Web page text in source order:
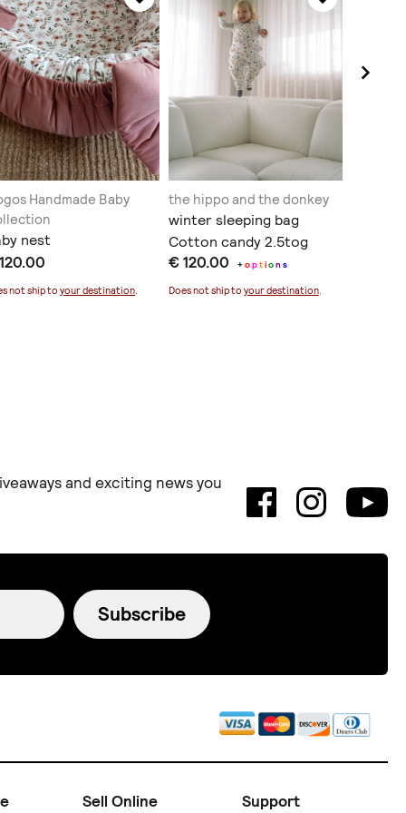
Handmade Baby
nest
not ship toyour destination.
the hippo and the donkey
winter sleeping bag
Cotton candy 2.5tog
€ 120.00 +option s
Does not ship to your destination.
and exciting news you
Subscribe
Sell Online Support